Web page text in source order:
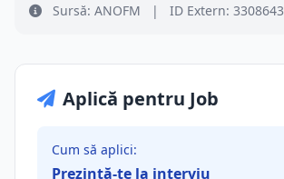
Sursă: ANOFM | ID Extern: 3308643
Aplică pentru Job
Cum să aplici:
Prezintă-te la interviu